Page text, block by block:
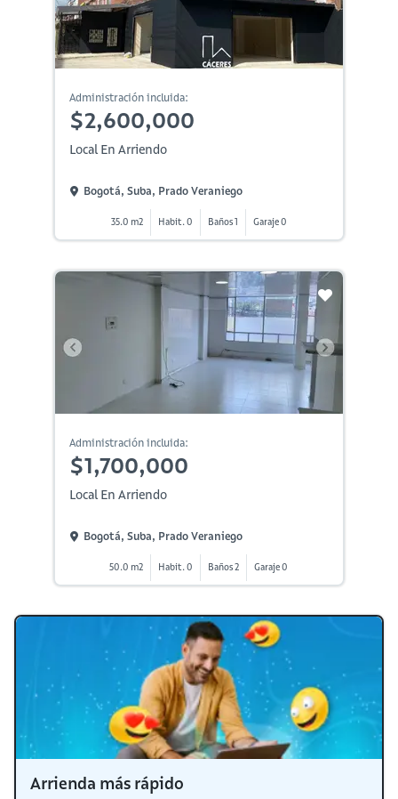
Administración incluida:
$2,600,000
Local En Arriendo
Bogotá, Suba, Prado Veraniego
35.0 m2 Habit. 0 Baños 1 Garaje 0
Administración incluida:
$1,700,000
Local En Arriendo
Bogotá, Suba, Prado Veraniego
50.0 m2 Habit. 0 Baños 2 Garaje 0
Arrienda más rápido